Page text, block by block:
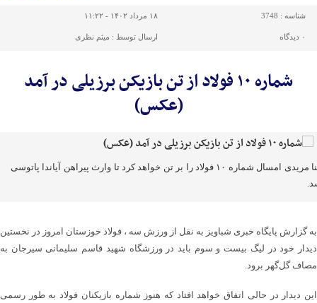
شناسه : 3748 ۱۸ مرداد ۱۴۰۲ - ۱۱:۲۲
۰ دیدگاه ارسال توسط : میثم نظری
شماره ۱۰ فولاد از تن بازیکن برزیلی در آمد
(عکس)
سینا مریدی امسال شماره ۱۰ فولاد را بر تن خواهد کرد تا وارث پیراهن آیاندا پاتوسی
به گزارش پایگاه خبری شباویز به نقل از ورزش سه ، فولاد خوزستان امروز در نخستین
دیدار خود در لیگ بیست و سوم باید در ورزشگاه شهید قاسم سلیمانی سیرجان به
مصاف گل‌گهر برود.
این دیدار در حالی اتفاق خواهد افتاد که هنوز شماره بازیکنان فولاد به طور رسمی